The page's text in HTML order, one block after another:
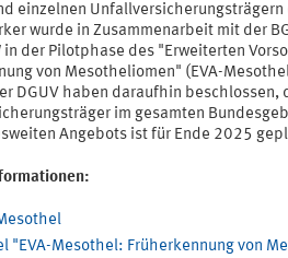
einzelnen
wurde in Zusammenarbeit mit der
in der Pilotphase des "Erweiterten
von Mesotheliomen" (EVA-
DGUV haben daraufhin beschlossen,
im gesamten
Angebots ist für Ende 2025
"EVA-Mesothel: Früherkennung von